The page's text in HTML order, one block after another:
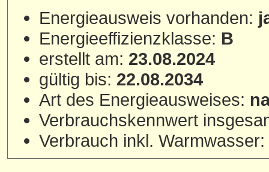
Energieausweis vorhanden:
Energieeffizienzklasse: B
erstellt am: 23.08.2024
gültig bis: 22.08.2034
Art des Energieausweises:
Verbrauchskennwert
Verbrauch inkl. Warmwasser: